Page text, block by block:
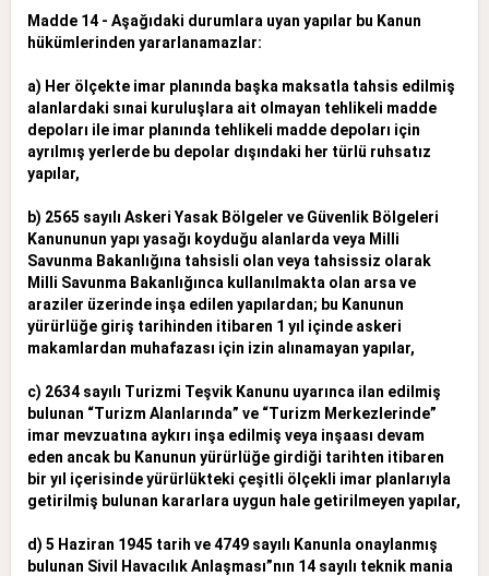
Madde 14 - Aşağıdaki durumlara uyan yapılar bu Kanun
hükümlerinden yararlanamazlar:
a) Her ölçekte imar planında başka maksatla tahsis edilmiş
alanlardaki sınai kuruluşlara ait olmayan tehlikeli madde
depoları ile imar planında tehlikeli madde depoları için
ayrılmış yerlerde bu depolar dışındaki her türlü ruhsatız
yapılar,
b) 2565 sayılı Askeri Yasak Bölgeler ve Güvenlik Bölgeleri
Kanununun yapı yasağı koyduğu alanlarda veya Milli
Savunma Bakanlığına tahsisli olan veya tahsissiz olarak
Milli Savunma Bakanlığınca kullanılmakta olan arsa ve
araziler üzerinde inşa edilen yapılardan; bu Kanunun
yürürlüğe giriş tarihinden itibaren 1 yıl içinde askeri
makamlardan muhafazası için izin alınamayan yapılar,
c) 2634 sayılı Turizmi Teşvik Kanunu uyarınca ilan edilmiş
bulunan “Turizm Alanlarında” ve “Turizm Merkezlerinde”
imar mevzuatına aykırı inşa edilmiş veya inşaası devam
eden ancak bu Kanunun yürürlüğe girdiği tarihten itibaren
bir yıl içerisinde yürürlükteki çeşitli ölçekli imar planlarıyla
getirilmiş bulunan kararlara uygun hale getirilmeyen yapılar,
d) 5 Haziran 1945 tarih ve 4749 sayılı Kanunla onaylanmış
bulunan Sivil Havacılık Anlaşması”nın 14 sayılı teknik mania